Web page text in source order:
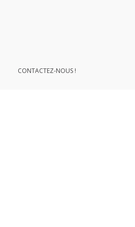
CONTACTEZ-NOUS !